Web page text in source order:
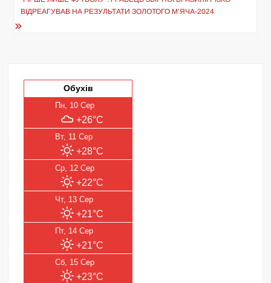
ВІДРЕАГУВАВ НА РЕЗУЛЬТАТИ ЗОЛОТОГО М’ЯЧА-2024
Обухів
Пн, 10 Сер
+26°C
Вт, 11 Сер
+28°C
Ср, 12 Сер
+22°C
Чт, 13 Сер
+21°C
Пт, 14 Сер
+21°C
Сб, 15 Сер
+23°C